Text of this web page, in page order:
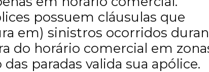
possuem cláusulas que
em) sinistros ocorridos
do horário comercial em
paradas valida sua apólice.